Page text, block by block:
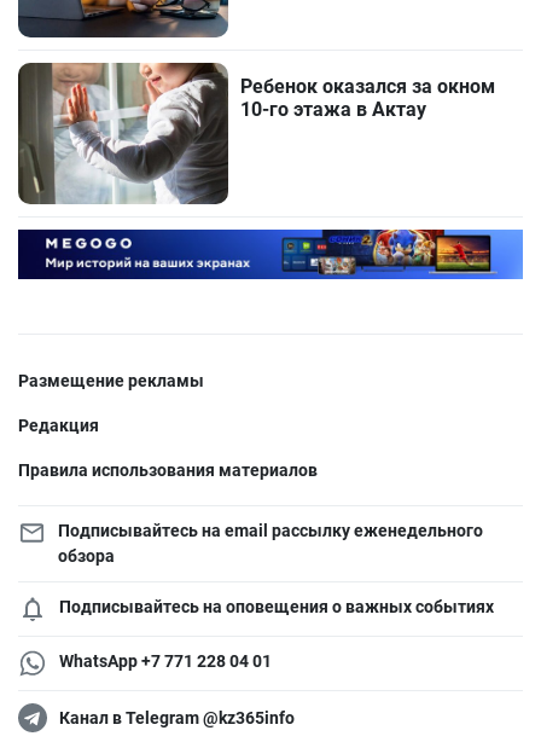
Ребенок оказался за окном
10-го этажа в Актау
Размещение рекламы
Редакция
Правила использования материалов
Подписывайтесь на email рассылку еженедельного
обзора
Подписывайтесь на оповещения о важных событиях
WhatsApp +7 771 228 04 01
Канал в Telegram @kz365info